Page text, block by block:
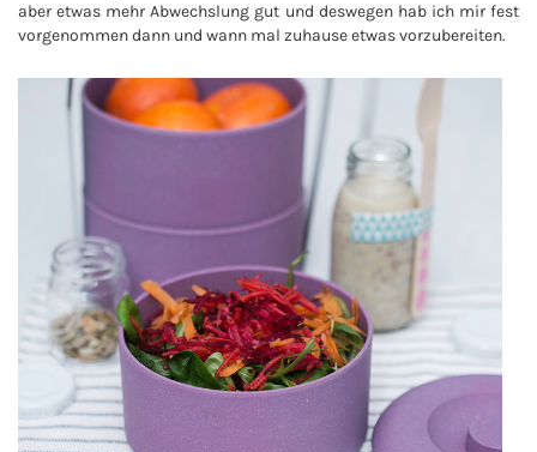
aber etwas mehr Abwechslung gut und deswegen hab ich mir fest
vorgenommen dann und wann mal zuhause etwas vorzubereiten.